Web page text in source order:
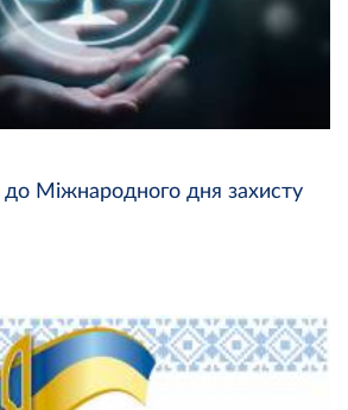
до Міжнародного дня захисту